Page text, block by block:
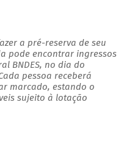
a pré-reserva de seu
pode encontrar ingressos
BNDES, no dia do
pessoa receberá
marcado, estando o
sujeito à lotação